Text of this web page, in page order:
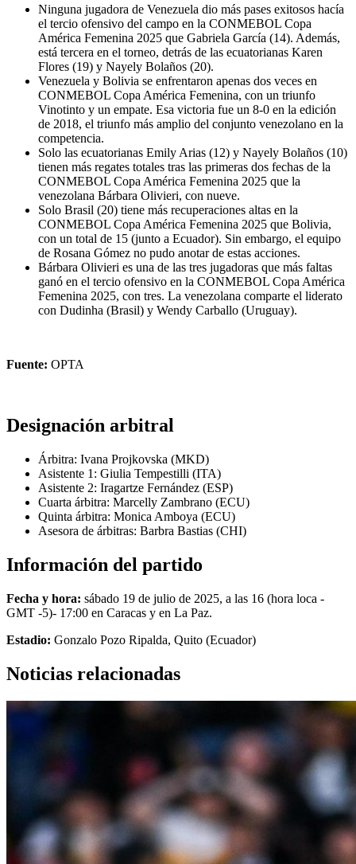
Ninguna jugadora de Venezuela dio más pases exitosos hacía
el tercio ofensivo del campo en la CONMEBOL Copa
América Femenina 2025 que Gabriela García (14). Además,
está tercera en el torneo, detrás de las ecuatorianas Karen
Flores (19) y Nayely Bolaños (20).
Venezuela y Bolivia se enfrentaron apenas dos veces en
CONMEBOL Copa América Femenina, con un triunfo
Vinotinto y un empate. Esa victoria fue un 8-0 en la edición
de 2018, el triunfo más amplio del conjunto venezolano en la
competencia.
Solo las ecuatorianas Emily Arias (12) y Nayely Bolaños (10)
tienen más regates totales tras las primeras dos fechas de la
CONMEBOL Copa América Femenina 2025 que la
venezolana Bárbara Olivieri, con nueve.
Solo Brasil (20) tiene más recuperaciones altas en la
CONMEBOL Copa América Femenina 2025 que Bolivia,
con un total de 15 (junto a Ecuador). Sin embargo, el equipo
de Rosana Gómez no pudo anotar de estas acciones.
Bárbara Olivieri es una de las tres jugadoras que más faltas
ganó en el tercio ofensivo en la CONMEBOL Copa América
Femenina 2025, con tres. La venezolana comparte el liderato
con Dudinha (Brasil) y Wendy Carballo (Uruguay).
Fuente: OPTA
Designación arbitral
Árbitra: Ivana Projkovska (MKD)
Asistente 1: Giulia Tempestilli (ITA)
Asistente 2: Iragartze Fernández (ESP)
Cuarta árbitra: Marcelly Zambrano (ECU)
Quinta árbitra: Monica Amboya (ECU)
Asesora de árbitras: Barbra Bastias (CHI)
Información del partido
Fecha y hora: sábado 19 de julio de 2025, a las 16 (hora loca -
GMT -5)- 17:00 en Caracas y en La Paz.
Estadio: Gonzalo Pozo Ripalda, Quito (Ecuador)
Noticias relacionadas